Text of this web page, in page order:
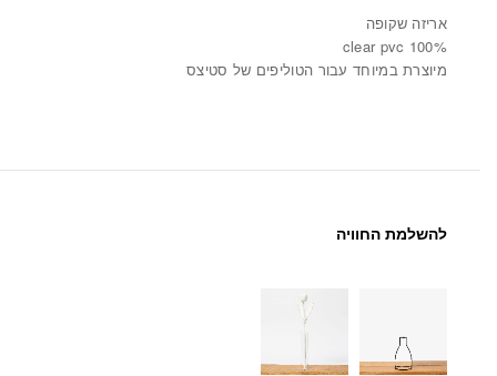
אריזה שקופה
100% clear pvc
מיוצרת במיוחד עבור הטוליפים של סטיצס
להשלמת החוויה